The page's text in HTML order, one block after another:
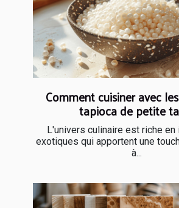
Comment cuisiner avec
tapioca de petite
L'univers culinaire est riche en
exotiques qui apportent une
à...